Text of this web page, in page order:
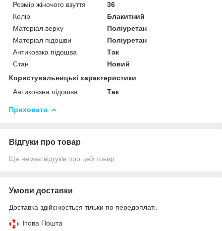
Розмір жіночого взуття
36
Колір
Блакитний
Матеріал верху
Поліуретан
Матеріал підошви
Поліуретан
Антиковзка підошва
Так
Стан
Новий
Користувальницькі характеристики
Антиковзна підошва
Так
Приховати
Відгуки про товар
Ще немає відгуків про цей товар
Умови доставки
Доставка здійснюється тільки по передоплаті.
Нова Пошта